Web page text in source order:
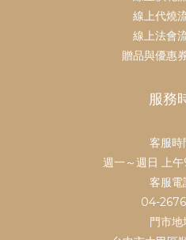
線上代燒
線上法會
贈品與優惠
服務
客服時
週一～週日 上
客服電
04-
門市地
鎮瀾
鎮瀾
👉
中元